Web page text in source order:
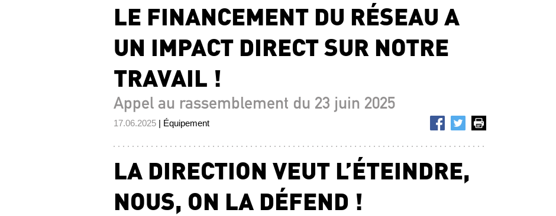
LE FINANCEMENT DU RÉSEAU A
UN IMPACT DIRECT SUR NOTRE
TRAVAIL !
Appel au rassemblement du 23 juin 2025
17.06.2025 | Équipement
LA DIRECTION VEUT L’ÉTEINDRE,
NOUS, ON LA DÉFEND !